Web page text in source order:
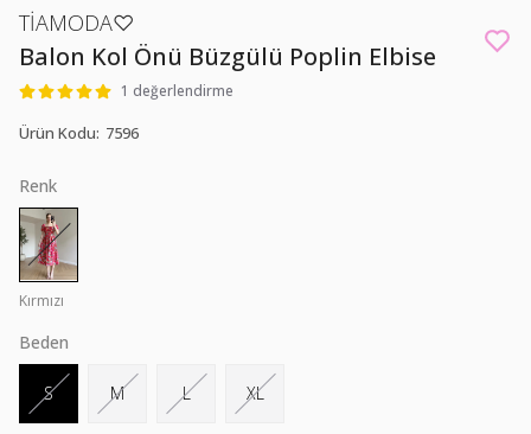
TİAMODA♡
Balon Kol Önü Büzgülü Poplin Elbise
1 değerlendirme
Ürün Kodu: 7596
Renk
Kırmızı
Beden
S M L XL